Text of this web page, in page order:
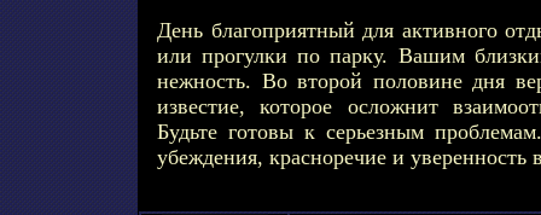
День благоприятный для активного
или прогулки по парку. Вашим
нежность. Во второй половине дня
известие, которое осложнит
Будьте готовы к серьезным
убеждения, красноречие и уверенность